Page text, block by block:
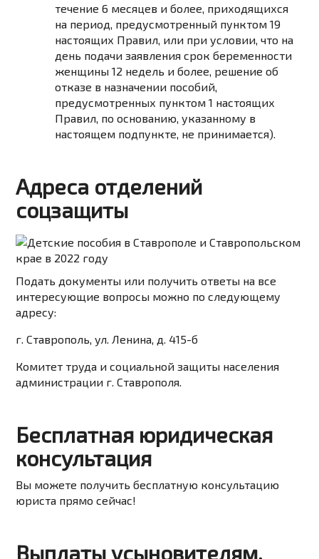
течение 6 месяцев и более, приходящихся
на период, предусмотренный пунктом 19
настоящих Правил, или при условии, что на
день подачи заявления срок беременности
женщины 12 недель и более, решение об
отказе в назначении пособий,
предусмотренных пунктом 1 настоящих
Правил, по основанию, указанному в
настоящем подпункте, не принимается).
Адреса отделений
соцзащиты
Подать документы или получить ответы на все
интересующие вопросы можно по следующему
адресу:
г. Ставрополь, ул. Ленина, д. 415-б
Комитет труда и социальной защиты населения
администрации г. Ставрополя.
Бесплатная юридическая
консультация
Вы можете получить бесплатную консультацию
юриста прямо сейчас!
Выплаты усыновителям,